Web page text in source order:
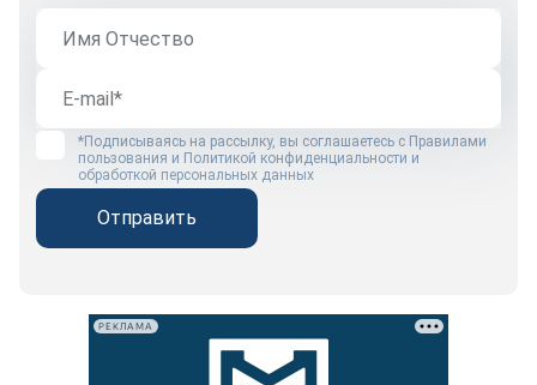
*Подписываясь на рассылку, вы соглашаетесь с Правилами
пользования и Политикой конфиденциальности и
обработкой персональных данных
Отправить
РЕКЛАМА